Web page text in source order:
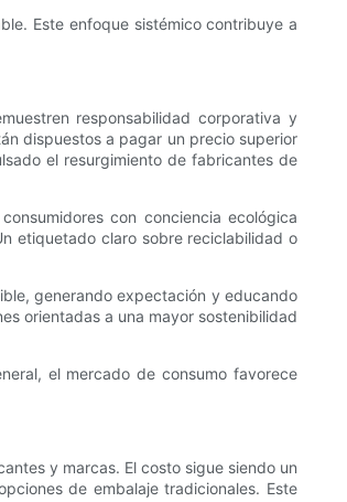
Este enfoque sistémico contribuye a
responsabilidad corporativa y
dispuestos a pagar un precio superior
el resurgimiento de fabricantes de
con conciencia ecológica
etiquetado claro sobre reciclabilidad o
generando expectación y educando
orientadas a una mayor sostenibilidad
el mercado de consumo favorece
y marcas. El costo sigue siendo un
de embalaje tradicionales. Este